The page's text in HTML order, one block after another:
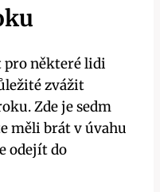
pro některé lidi
zvážit
Zde je sedm
měli brát v úvahu
odejít do